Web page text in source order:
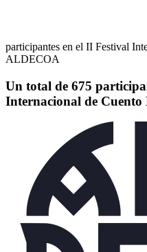
participantes en el II Festival
ALDECOA
Un total de 675
Internacional de